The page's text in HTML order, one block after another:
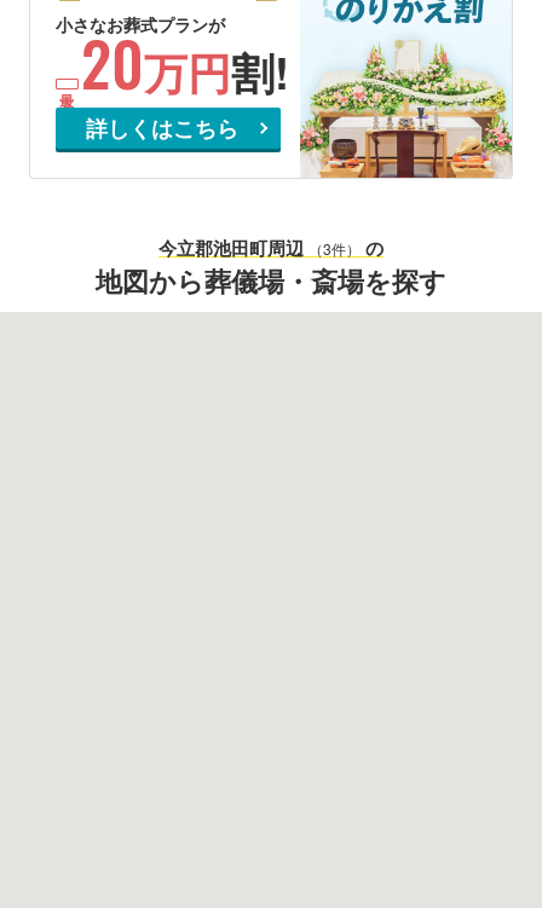
小さなお葬式プランが
20万円割!
詳しくはこちら
今立郡池田町周辺 （3件） の
地図から葬儀場・斎場を探す